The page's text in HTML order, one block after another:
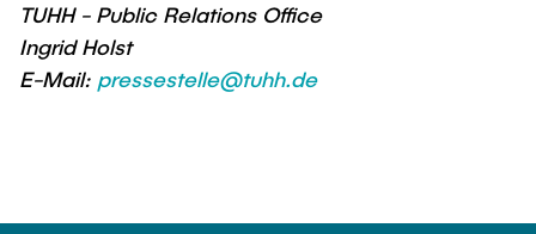
TUHH - Public Relations Office
Ingrid Holst
E-Mail: pressestelle@tuhh.de